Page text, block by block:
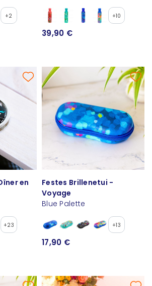
+2 +10
39,90 €
en
+23
Festes Brillenetui -
Voyage
Blue Palette
+13
17,90 €